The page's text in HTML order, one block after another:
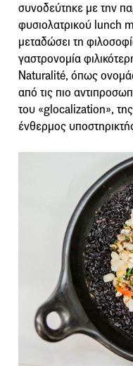
συνοδεύτηκε με την
φυσιολατρικού lunch
μεταδώσει τη
γαστρονομία
Naturalité, όπως
από τις πιο
του «glocalization»,
ένθερμος